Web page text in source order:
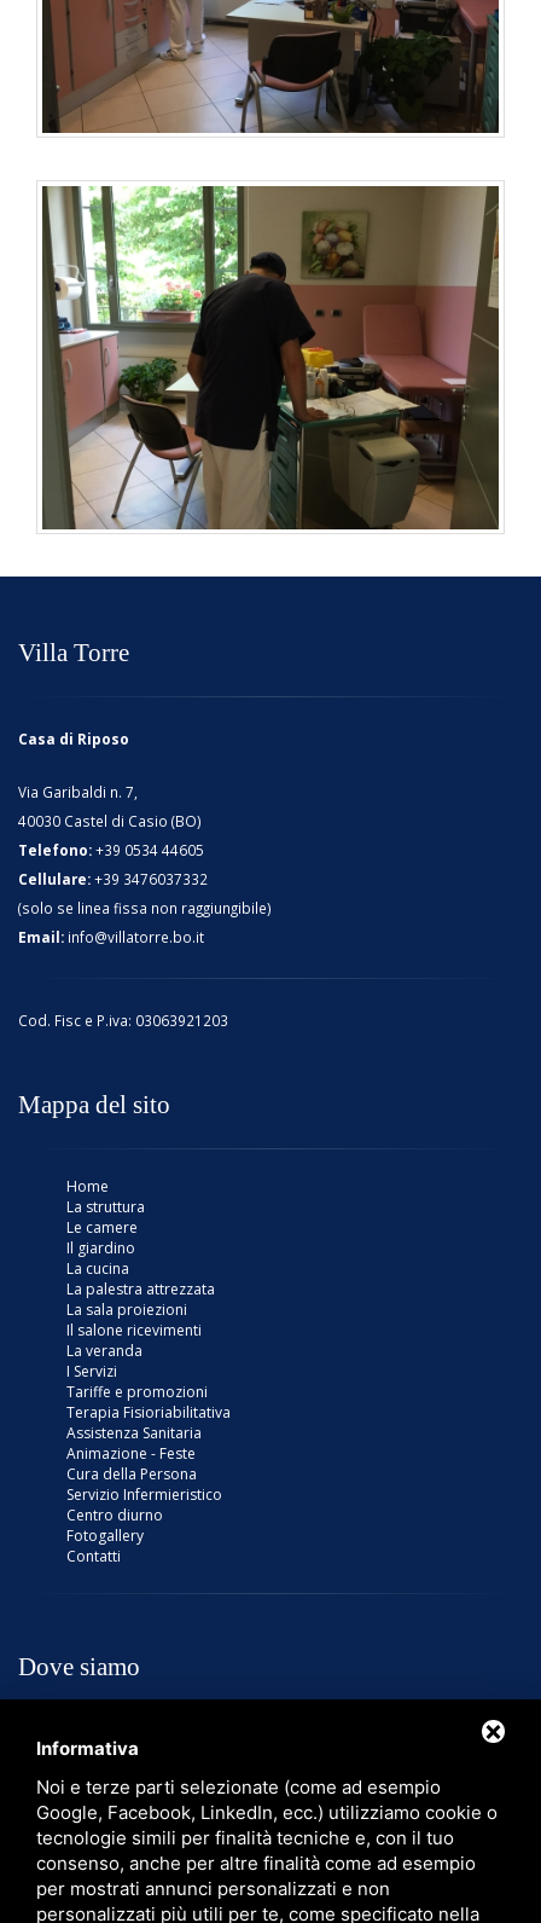
Villa Torre
Casa di Riposo
Via Garibaldi n. 7,
40030 Castel di Casio (BO)
Telefono:+39 0534 44605
Cellulare:+39 3476037332
(solo se linea fissa non raggiungibile)
Email: info@villatorre.bo.it
Cod. Fisc e P.iva: 03063921203
Mappa del sito
Home
La struttura
Le camere
Il giardino
La cucina
La palestra attrezzata
La sala proiezioni
Il salone ricevimenti
La veranda
I Servizi
Tariffe e promozioni
Terapia Fisioriabilitativa
Assistenza Sanitaria
Animazione - Feste
Cura della Persona
Servizio Infermieristico
Centro diurno
Fotogallery
Contatti
Dove siamo
SIAMO A
CASTEL DI CASIOVICINO A PORRETTA
TERME
SCOPRI COME RAGGIUNGERCI!
Informativa
Noi e terze parti selezionate (come ad esempio
Google, Facebook, LinkedIn, ecc.) utilizziamo cookie o
tecnologie simili per finalità tecniche e, con il tuo
consenso, anche per altre finalità come ad esempio
per mostrati annunci personalizzati e non
personalizzati più utili per te, come specificato nella